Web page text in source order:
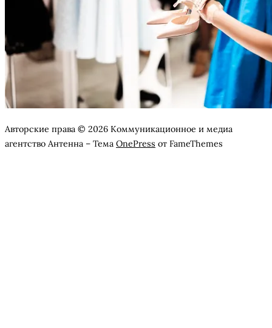
Авторские права © 2026 Коммуникационное и медиа
агентство Антенна – Тема OnePress от FameThemes